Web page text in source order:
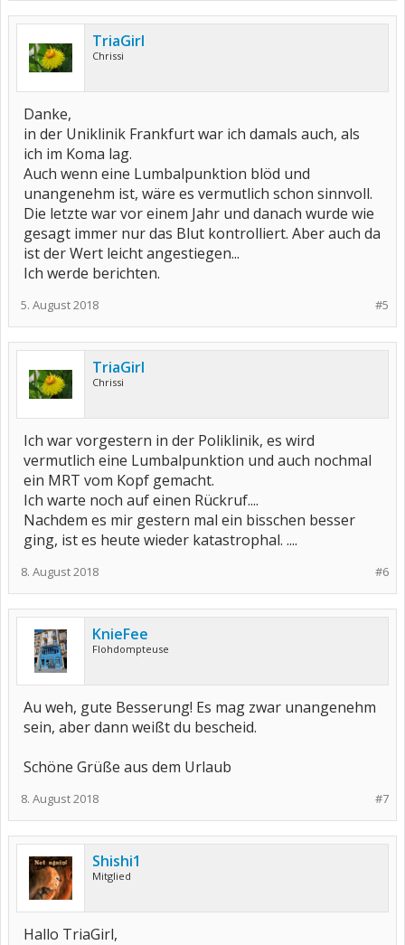
TriaGirl
Chrissi
Danke,
in der Uniklinik Frankfurt war ich damals auch, als
ich im Koma lag.
Auch wenn eine Lumbalpunktion blöd und
unangenehm ist, wäre es vermutlich schon sinnvoll.
Die letzte war vor einem Jahr und danach wurde wie
gesagt immer nur das Blut kontrolliert. Aber auch da
ist der Wert leicht angestiegen...
Ich werde berichten.
#5
5. August 2018
TriaGirl
Chrissi
Ich war vorgestern in der Poliklinik, es wird
vermutlich eine Lumbalpunktion und auch nochmal
ein MRT vom Kopf gemacht.
Ich warte noch auf einen Rückruf....
Nachdem es mir gestern mal ein bisschen besser
ging, ist es heute wieder katastrophal. ....
#6
8. August 2018
KnieFee
Flohdompteuse
Au weh, gute Besserung! Es mag zwar unangenehm
sein, aber dann weißt du bescheid.
Schöne Grüße aus dem Urlaub
#7
8. August 2018
Shishi1
Mitglied
Hallo TriaGirl,